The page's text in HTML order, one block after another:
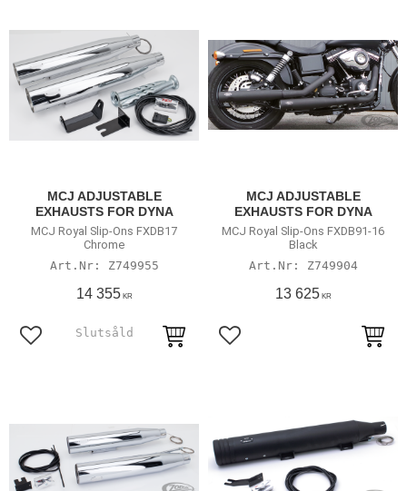
MCJ ADJUSTABLE
EXHAUSTS FOR DYNA
MCJ Royal Slip-Ons FXDB17
Chrome
Z749955
14 355KR
Lägg till i favoriter
MCJ ADJUSTABLE
EXHAUSTS FOR DYNA
MCJ Royal Slip-Ons FXDB91-16
Black
Z749904
13 625KR
Lägg till i favoriter